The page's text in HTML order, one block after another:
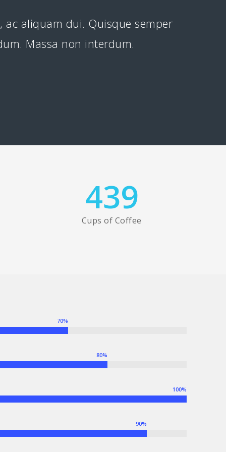
ac aliquam dui. Quisque semper
Massa non interdum.
439
Cups of Coffee
70%
80%
100%
90%